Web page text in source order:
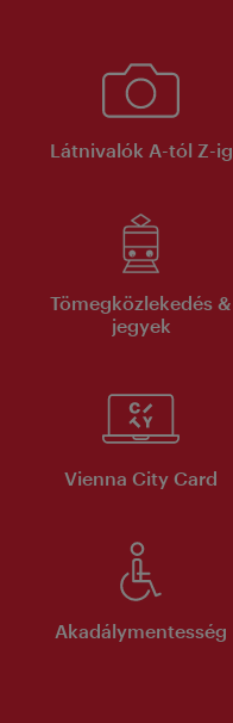
Látnivalók A-tól Z-ig
Tömegközlekedés &
jegyek
Vienna City Card
Akadálymentesség